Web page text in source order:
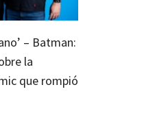
– Batman:
la
que rompió